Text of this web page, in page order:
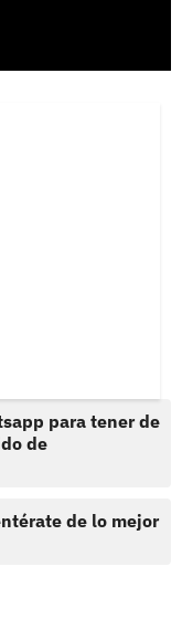
para tener de
de
de lo mejor